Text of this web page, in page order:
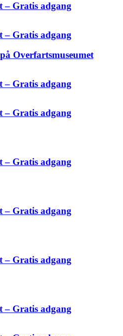
– Gratis adgang
– Gratis adgang
Overfartsmuseumet
– Gratis adgang
– Gratis adgang
– Gratis adgang
– Gratis adgang
– Gratis adgang
– Gratis adgang